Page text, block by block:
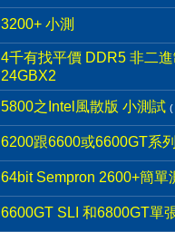
3200+ 小測
4千有找平價 DDR5 非二
24GBX2
5800之Intel風散版 小測試 (
6200跟6600或6600GT系
64bit Sempron 2600+簡單
6600GT SLI 和6800GT單